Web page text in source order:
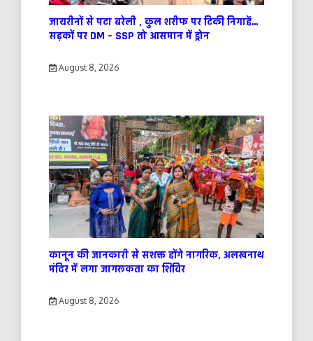
जायरीनों से पटा बरेली , कुल शरीफ पर टिकी निगाहें…
सड़कों पर DM – SSP तो आसमान में ड्रोन
August 8, 2026
कानून की जानकारी से सशक्त होंगे नागरिक, अलखनाथ
मंदिर में लगा जागरूकता का शिविर
August 8, 2026